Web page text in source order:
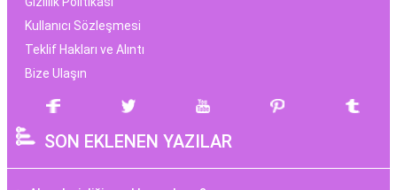
Kullanıcı Sözleşmesi
Teklif Hakları ve Alıntı
Bize Ulaşın
SON EKLENEN YAZILAR